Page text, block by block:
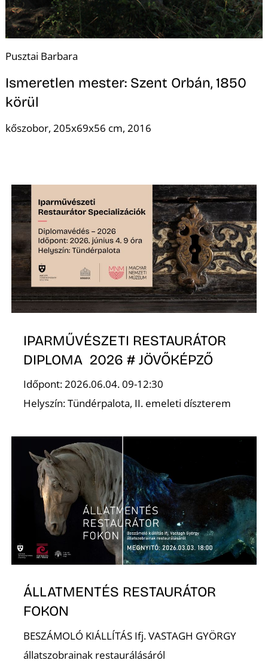
Pusztai Barbara
Ismeretlen mester: Szent Orbán, 1850
körül
kőszobor, 205x69x56 cm, 2016
IPARMŰVÉSZETI RESTAURÁTOR
DIPLOMA 2026 # JÖVŐKÉPZŐ
Időpont: 2026.06.04. 09-12:30
Helyszín: Tündérpalota, II. emeleti díszterem
ÁLLATMENTÉS RESTAURÁTOR
FOKON
BESZÁMOLÓ KIÁLLÍTÁS Ifj. VASTAGH GYÖRGY
állatszobrainak restaurálásáról